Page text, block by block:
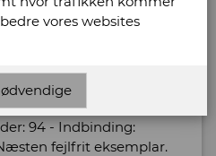
- Udgivet år: u.år -
94 - Indbinding:
fejlfrit eksemplar.
vores websites